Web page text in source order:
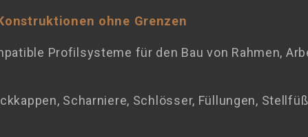
ohne Grenzen
Profilsysteme für den Bau von Rahmen,
Scharniere, Schlösser, Füllungen,